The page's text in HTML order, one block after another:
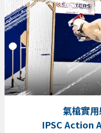
氣槍實
IPSC Action